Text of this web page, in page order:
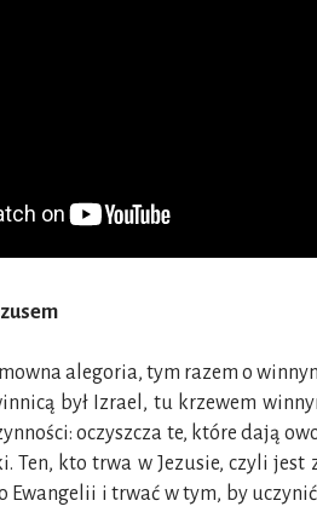
alegoria, tym razem o
był Izrael, tu krzewem
oczyszcza te, które dają
Ten, kto trwa w Jezusie, czyli
Ewangelii i trwać w tym, by